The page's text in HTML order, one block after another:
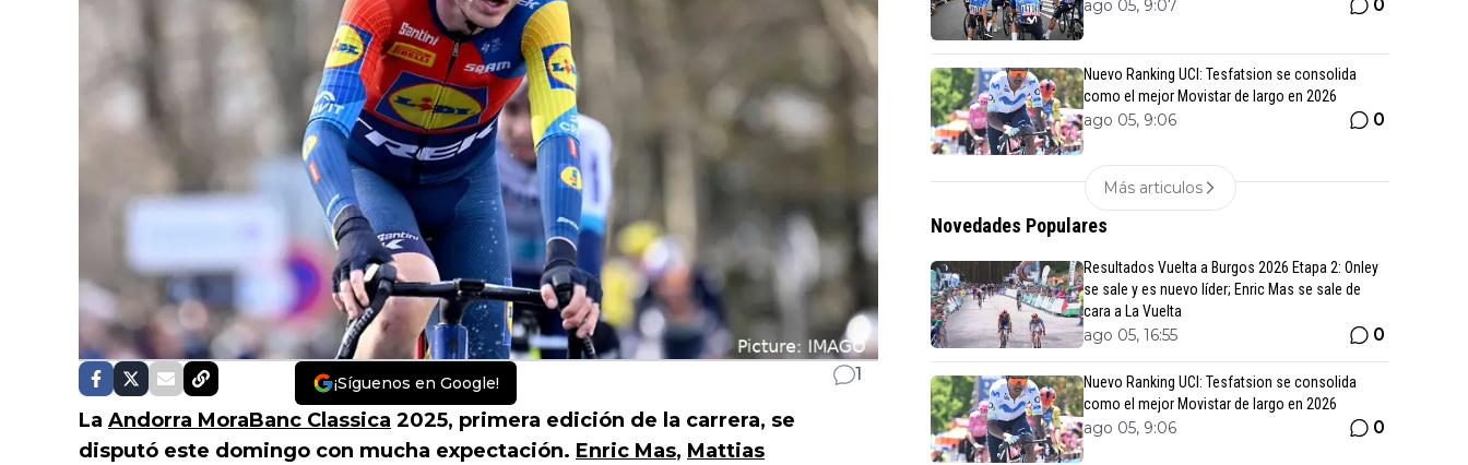
¡Síguenos en Google! 1
La Andorra MoraBanc Classica 2025, primera edición de la carrera, se
disputó este domingo con mucha expectación. Enric Mas, Mattias
ago 05, 9:07 0
Nuevo Ranking UCI: Tesfatsion se consolida
como el mejor Movistar de largo en 2026
ago 05, 9:06 0
Más articulos
Novedades Populares
Resultados Vuelta a Burgos 2026 Etapa 2: Onley
se sale y es nuevo líder; Enric Mas se sale de
cara a La Vuelta
ago 05, 16:55 0
Nuevo Ranking UCI: Tesfatsion se consolida
como el mejor Movistar de largo en 2026
ago 05, 9:06 0